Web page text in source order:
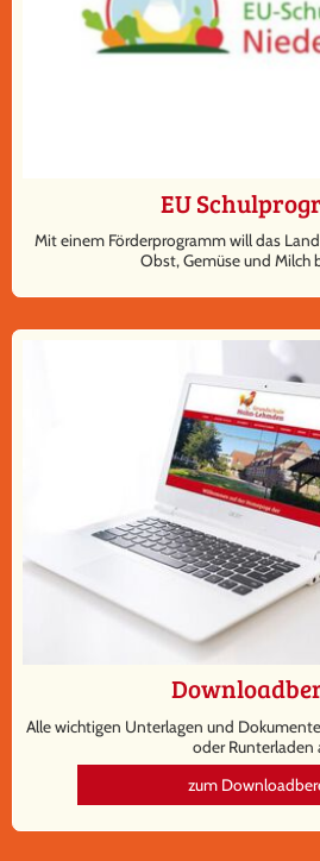
EU
Mit einem Förderprogramm will das
Obst, Gemüse und Milch
Alle wichtigen Unterlagen und
oder Runterladen
zum